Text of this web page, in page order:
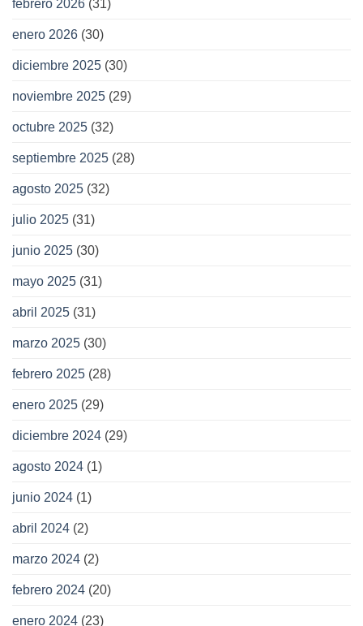
febrero 2026 (31)
enero 2026 (30)
diciembre 2025 (30)
noviembre 2025 (29)
octubre 2025 (32)
septiembre 2025 (28)
agosto 2025 (32)
julio 2025 (31)
junio 2025 (30)
mayo 2025 (31)
abril 2025 (31)
marzo 2025 (30)
febrero 2025 (28)
enero 2025 (29)
diciembre 2024 (29)
agosto 2024 (1)
junio 2024 (1)
abril 2024 (2)
marzo 2024 (2)
febrero 2024 (20)
enero 2024 (23)